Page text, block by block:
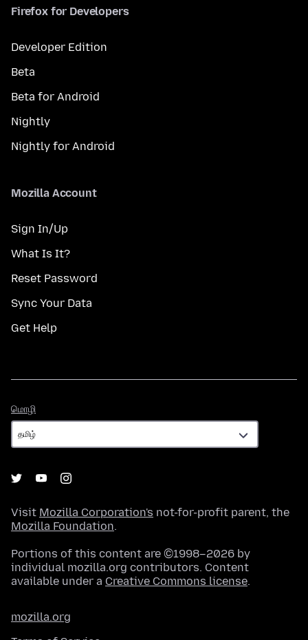
Firefox for Developers
Developer Edition
Beta
Beta for Android
Nightly
Nightly for Android
Mozilla Account
Sign In/Up
What Is It?
Reset Password
Sync Your Data
Get Help
மொழி
Visit Mozilla Corporation's not-for-profit parent, the
Mozilla Foundation.
Portions of this content are ©1998–2026 by
individual mozilla.org contributors. Content
available under a Creative Commons license.
mozilla.org